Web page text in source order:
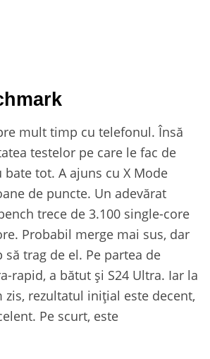
mult timp cu telefonul. Însă
testelor pe care le fac de
tot. A ajuns cu X Mode
de puncte. Un adevărat
trece de 3.100 single-core
Probabil merge mai sus, dar
trag de el. Pe partea de
rapid, a bătut și S24 Ultra. Iar la
zis, rezultatul inițial este decent,
Pe scurt, este